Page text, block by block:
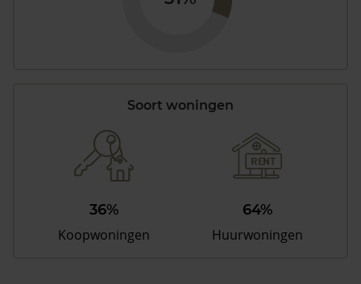
Soort woningen
36%
Koopwoningen
64%
Huurwoningen